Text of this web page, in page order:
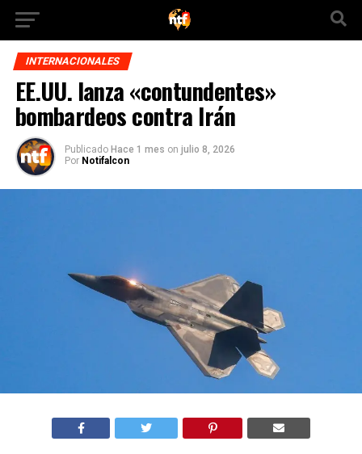
INTERNACIONALES
EE.UU. lanza «contundentes»
bombardeos contra Irán
Publicado Hace 1 mes on julio 8, 2026
Por Notifalcon